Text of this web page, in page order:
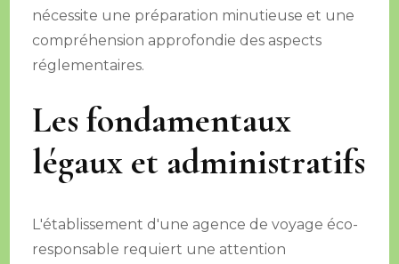
nécessite une préparation minutieuse et une
compréhension approfondie des aspects
réglementaires.
Les fondamentaux
légaux et administratifs
L'établissement d'une agence de voyage éco-
responsable requiert une attention